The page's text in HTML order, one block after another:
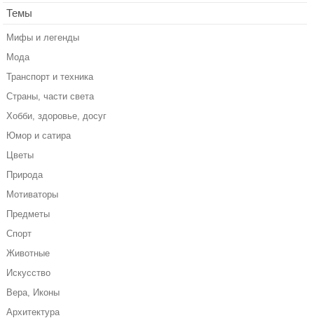
Темы
Мифы и легенды
Мода
Транспорт и техника
Страны, части света
Хобби, здоровье, досуг
Юмор и сатира
Цветы
Природа
Мотиваторы
Предметы
Спорт
Животные
Искусство
Вера, Иконы
Архитектура